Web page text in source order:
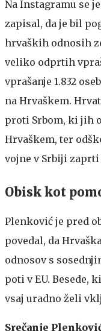
Na Instagramu se
zapisal, da je bil
hrvaških odnosih
veliko odprtih
vprašanje 1.832
na Hrvaškem.
proti Srbom, ki jih
Hrvaškem, ter
vojne v Srbiji zaprti
Obisk kot
Plenković je pred
povedal, da
odnosov s
poti v EU. Besede,
vsaj uradno želi
Srečanje